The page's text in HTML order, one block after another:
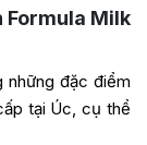
Formula Milk
những đặc điểm
tại Úc, cụ thể